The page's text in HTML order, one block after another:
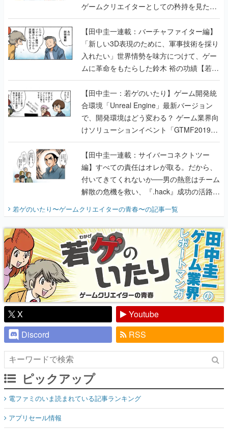
ゲームクリエイターとしての矜持を見た
【若ゲのいたり最終回】
【田中圭一連載：バーチャファイター編】
「新しい3D表現のために、軍事技術を採り
入れたい」世界情勢を味方につけて、ゲー
ムに革命をもたらした鈴木 裕の功績【若ゲ
のいたり】
【田中圭一：若ゲのいたり】ゲーム開発統
合環境「Unreal Engine」最新バージョン
で、開発環境はどう変わる？ ゲーム業界向
けソリューションイベント「GTMF2019」
に行って、より理解を深めよう【PR】
【田中圭一連載：サイバーコネクトツー
編】すべての責任はオレが取る。だから、
付いてきてくれないか──男の熱意はチーム
解散の危機を救い、『.hack』成功の活路を
開く。業界の快男児・松山 洋に流れる血は
『少年ジャンプ』色だった【若ゲのいた
り】
若ゲのいたり〜ゲームクリエイターの青春〜の記事一覧
X
Youtube
Discord
RSS
ピックアップ
電ファミのいま読まれている記事ランキング
アプリセール情報